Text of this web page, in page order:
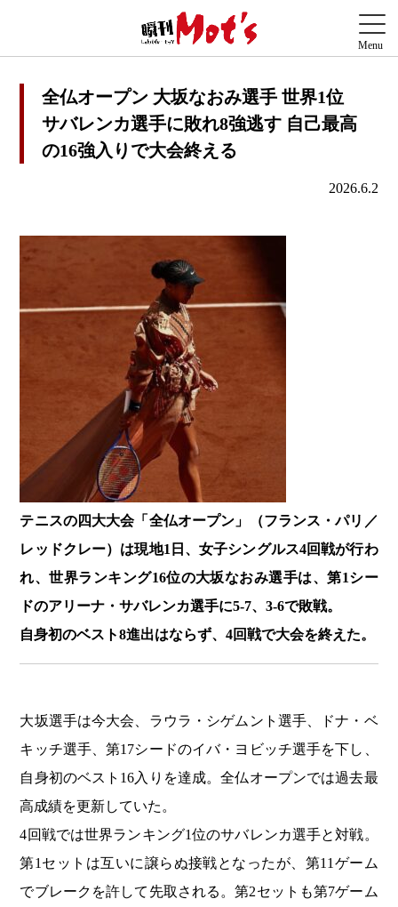
全仏オープン 大坂なおみ選手 世界1位
サバレンカ選手に敗れ8強逃す 自己最高
の16強入りで大会終える
2026.6.2
テニスの四大大会「全仏オープン」（フランス・パリ／
レッドクレー）は現地1日、女子シングルス4回戦が行わ
れ、世界ランキング16位の大坂なおみ選手は、第1シー
ドのアリーナ・サバレンカ選手に5-7、3-6で敗戦。
自身初のベスト8進出はならず、4回戦で大会を終えた。
大坂選手は今大会、ラウラ・シゲムント選手、ドナ・ベ
キッチ選手、第17シードのイバ・ヨビッチ選手を下し、
自身初のベスト16入りを達成。全仏オープンでは過去最
高成績を更新していた。
4回戦では世界ランキング1位のサバレンカ選手と対戦。
第1セットは互いに譲らぬ接戦となったが、第11ゲーム
でブレークを許して先取される。第2セットも第7ゲーム